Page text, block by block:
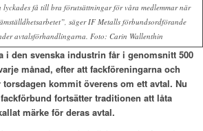
lyckades få till bra förutsättningar för våra medlemmar när
säger IF Metalls förbundsordförande
avtalsförhandlingarna. Foto: Carin Wallenthin
i den svenska industrin får i genomsnitt 500
månad, efter att fackföreningarna och
kommit överens om ett avtal. Nu
fortsätter traditionen att låta
märke för deras avtal.